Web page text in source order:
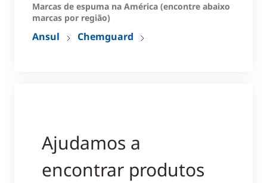
Marcas de espuma na América (encontre abaixo
marcas por região)
Ansul Chemguard
Ajudamos a
encontrar produtos